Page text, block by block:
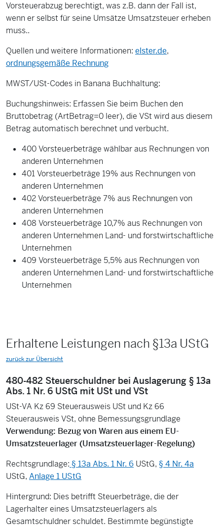
Vorsteuerabzug berechtigt, was z.B. dann der Fall ist,
wenn er selbst für seine Umsätze Umsatzsteuer erheben
muss..
Quellen und weitere Informationen: elster.de,
ordnungsgemäße Rechnung
MWST/USt-Codes in Banana Buchhaltung:
Buchungshinweis: Erfassen Sie beim Buchen den
Bruttobetrag (ArtBetrag=0 leer), die VSt wird aus diesem
Betrag automatisch berechnet und verbucht.
400 Vorsteuerbeträge wählbar aus Rechnungen von
anderen Unternehmen
401 Vorsteuerbeträge 19% aus Rechnungen von
anderen Unternehmen
402 Vorsteuerbeträge 7% aus Rechnungen von
anderen Unternehmen
408 Vorsteuerbeträge 10,7% aus Rechnungen von
anderen Unternehmen Land- und forstwirtschaftliche
Unternehmen
409 Vorsteuerbeträge 5,5% aus Rechnungen von
anderen Unternehmen Land- und forstwirtschaftliche
Unternehmen
Erhaltene Leistungen nach §13a UStG
zurück zur Übersicht
480-482 Steuerschuldner bei Auslagerung § 13a
Abs. 1 Nr. 6 UStG mit USt und VSt
USt-VA Kz 69 Steuerausweis USt und Kz 66
Steuerausweis VSt, ohne Bemessungsgrundlage
Verwendung: Bezug von Waren aus einem EU-
Umsatzsteuerlager (Umsatzsteuerlager-Regelung)
Rechtsgrundlage: § 13a Abs. 1 Nr. 6 UStG, § 4 Nr. 4a
UStG, Anlage 1 UStG
Hintergrund: Dies betrifft Steuerbeträge, die der
Lagerhalter eines Umsatzsteuerlagers als
Gesamtschuldner schuldet. Bestimmte begünstigte